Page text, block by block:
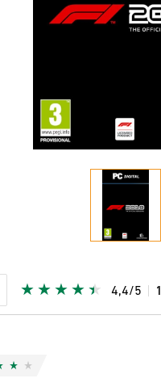
4,4/5